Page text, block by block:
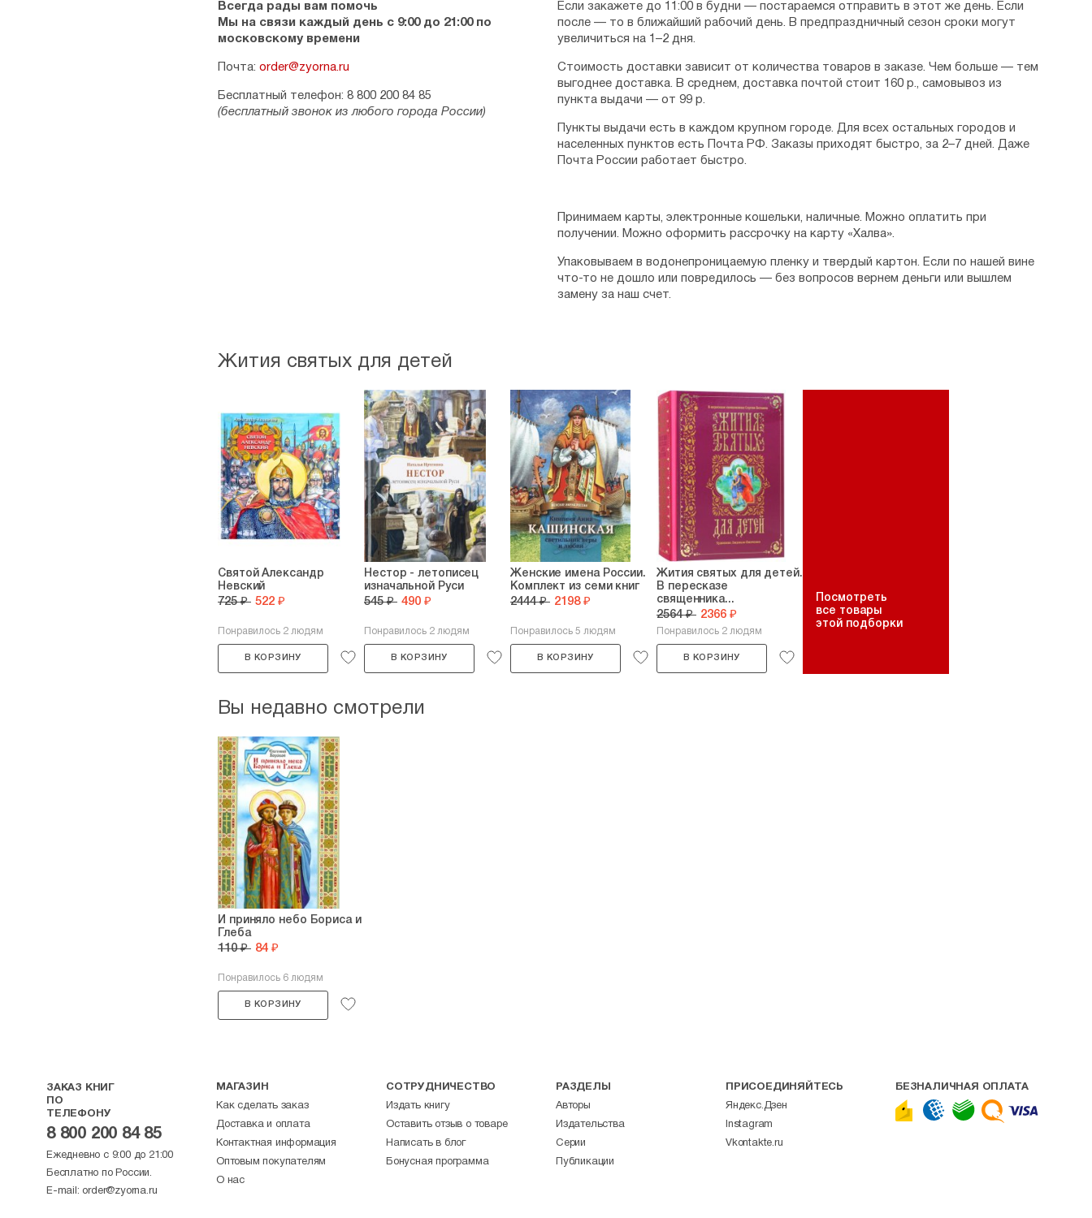
Всегда рады вам помочь
Мы на связи каждый день с 9:00 до 21:00 по
московскому времени
Почта: order@zyorna.ru
Бесплатный телефон: 8 800 200 84 85
(бесплатный звонок из любого города России)
Если закажете до 11:00 в будни — постараемся отправить в этот же день. Если
после — то в ближайший рабочий день. В предпраздничный сезон сроки могут
увеличиться на 1–2 дня.
Стоимость доставки зависит от количества товаров в заказе. Чем больше — тем
выгоднее доставка. В среднем, доставка почтой стоит 160 р., самовывоз из
пункта выдачи — от 99 р.
Пункты выдачи есть в каждом крупном городе. Для всех остальных городов и
населенных пунктов есть Почта РФ. Заказы приходят быстро, за 2–7 дней. Даже
Почта России работает быстро.
Принимаем карты, электронные кошельки, наличные. Можно оплатить при
получении. Можно оформить рассрочку на карту «Халва».
Упаковываем в водонепроницаемую пленку и твердый картон. Если по нашей вине
что-то не дошло или повредилось — без вопросов вернем деньги или вышлем
замену за наш счет.
Жития святых для детей
Святой Александр
Невский
725 ₽ 522 ₽
Понравилось 2 людям
В КОРЗИНУ
Нестор - летописец
изначальной Руси
545 ₽ 490 ₽
Понравилось 2 людям
В КОРЗИНУ
Женские имена России.
Комплект из семи книг
2444 ₽ 2198 ₽
Понравилось 5 людям
В КОРЗИНУ
Жития святых для детей.
В пересказе
священника...
2564 ₽ 2366 ₽
Понравилось 2 людям
В КОРЗИНУ
Посмотреть
все товары
этой подборки
Вы недавно смотрели
И приняло небо Бориса и
Глеба
110 ₽ 84 ₽
Понравилось 6 людям
В КОРЗИНУ
ЗАКАЗ КНИГ
ПО
ТЕЛЕФОНУ
8 800 200 84 85
Ежедневно с 9:00 до 21:00
Бесплатно по России.
E-mail: order@zyorna.ru
МАГАЗИН
Как сделать заказ
Доставка и оплата
Контактная информация
Оптовым покупателям
О нас
СОТРУДНИЧЕСТВО
Издать книгу
Оставить отзыв о товаре
Написать в блог
Бонусная программа
РАЗДЕЛЫ
Авторы
Издательства
Серии
Публикации
ПРИСОЕДИНЯЙТЕСЬ
Яндекс.Дзен
Instagram
Vkontakte.ru
БЕЗНАЛИЧНАЯ ОПЛАТА